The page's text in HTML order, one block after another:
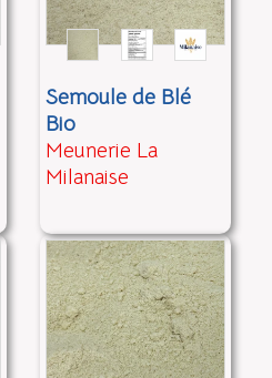
Semoule de Blé
Bio
Meunerie La
Milanaise